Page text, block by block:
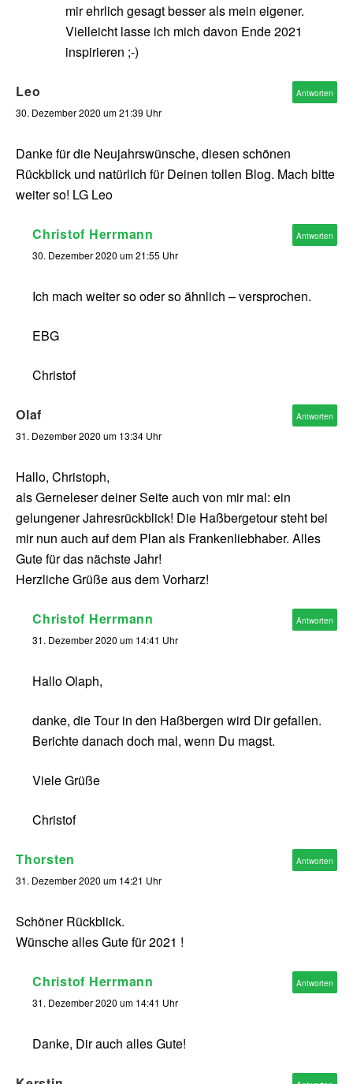
mir ehrlich gesagt besser als mein eigener.
Vielleicht lasse ich mich davon Ende 2021
inspirieren ;-)
Leo
30. Dezember 2020 um 21:39 Uhr
Danke für die Neujahrswünsche, diesen schönen
Rückblick und natürlich für Deinen tollen Blog. Mach bitte
weiter so! LG Leo
Antworten
Christof Herrmann
30. Dezember 2020 um 21:55 Uhr
Ich mach weiter so oder so ähnlich – versprochen.
EBG
Christof
Antworten
Olaf
31. Dezember 2020 um 13:34 Uhr
Hallo, Christoph,
als Gerneleser deiner Seite auch von mir mal: ein
gelungener Jahresrückblick! Die Haßbergetour steht bei
mir nun auch auf dem Plan als Frankenliebhaber. Alles
Gute für das nächste Jahr!
Herzliche Grüße aus dem Vorharz!
Antworten
Christof Herrmann
31. Dezember 2020 um 14:41 Uhr
Hallo Olaph,
danke, die Tour in den Haßbergen wird Dir gefallen.
Berichte danach doch mal, wenn Du magst.
Viele Grüße
Christof
Antworten
Thorsten
31. Dezember 2020 um 14:21 Uhr
Schöner Rückblick.
Wünsche alles Gute für 2021 !
Antworten
Christof Herrmann
31. Dezember 2020 um 14:41 Uhr
Danke, Dir auch alles Gute!
Antworten